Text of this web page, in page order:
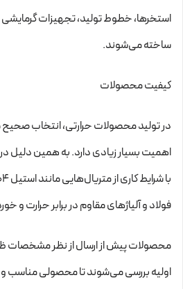
استخرها، خطوط تولید، تجهیزات
ساخته می‌شوند.
کیفیت محصولات
در تولید محصولات حرارتی، انتخاب صحیح
اهمیت بسیار زیادی دارد. به همین
فولاد و آلیاژهای مقاوم در برابر حرارت و
محصولات پیش از ارسال از نظر مشخصات
اولیه بررسی می‌شوند تا محصولی مناسب و